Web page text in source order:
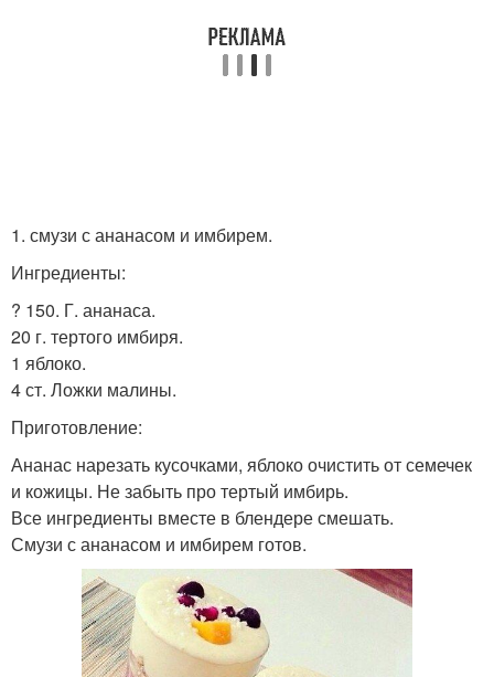
1. смузи с ананасом и имбирем.
Ингредиенты:
? 150. Г. ананаса.
20 г. тертого имбиря.
1 яблоко.
4 ст. Ложки малины.
Приготовление:
Ананас нарезать кусочками, яблоко очистить от семечек
и кожицы. Не забыть про тертый имбирь.
Все ингредиенты вместе в блендере смешать.
Смузи с ананасом и имбирем готов.